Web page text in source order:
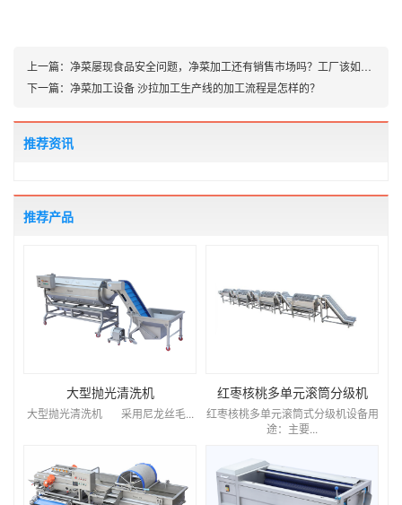
上一篇： 净菜屡现食品安全问题，净菜加工还有销售市场吗？工厂该如何选择
下一篇： 净菜加工设备 沙拉加工生产线的加工流程是怎样的？
推荐资讯
推荐产品
大型抛光清洗机
大型抛光清洗机 采用尼龙丝毛...
红枣核桃多单元滚筒分级机
红枣核桃多单元滚筒式分级机设备用
途：主要...